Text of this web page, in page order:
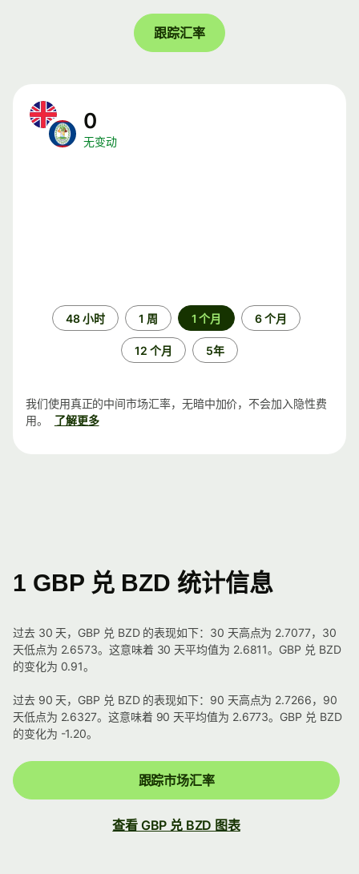
跟踪汇率
0
无变动
48 小时 1 周 1 个月 6 个月
12 个月 5年
我们使用真正的中间市场汇率，无暗中加价，不会加入隐性费
用。
了解更多
1 GBP 兑 BZD 统计信息
过去 30 天，GBP 兑 BZD 的表现如下：30 天高点为 2.7077，30
天低点为 2.6573。这意味着 30 天平均值为 2.6811。GBP 兑 BZD
的变化为 0.91。
过去 90 天，GBP 兑 BZD 的表现如下：90 天高点为 2.7266，90
天低点为 2.6327。这意味着 90 天平均值为 2.6773。GBP 兑 BZD
的变化为 -1.20。
跟踪市场汇率
查看 GBP 兑 BZD 图表